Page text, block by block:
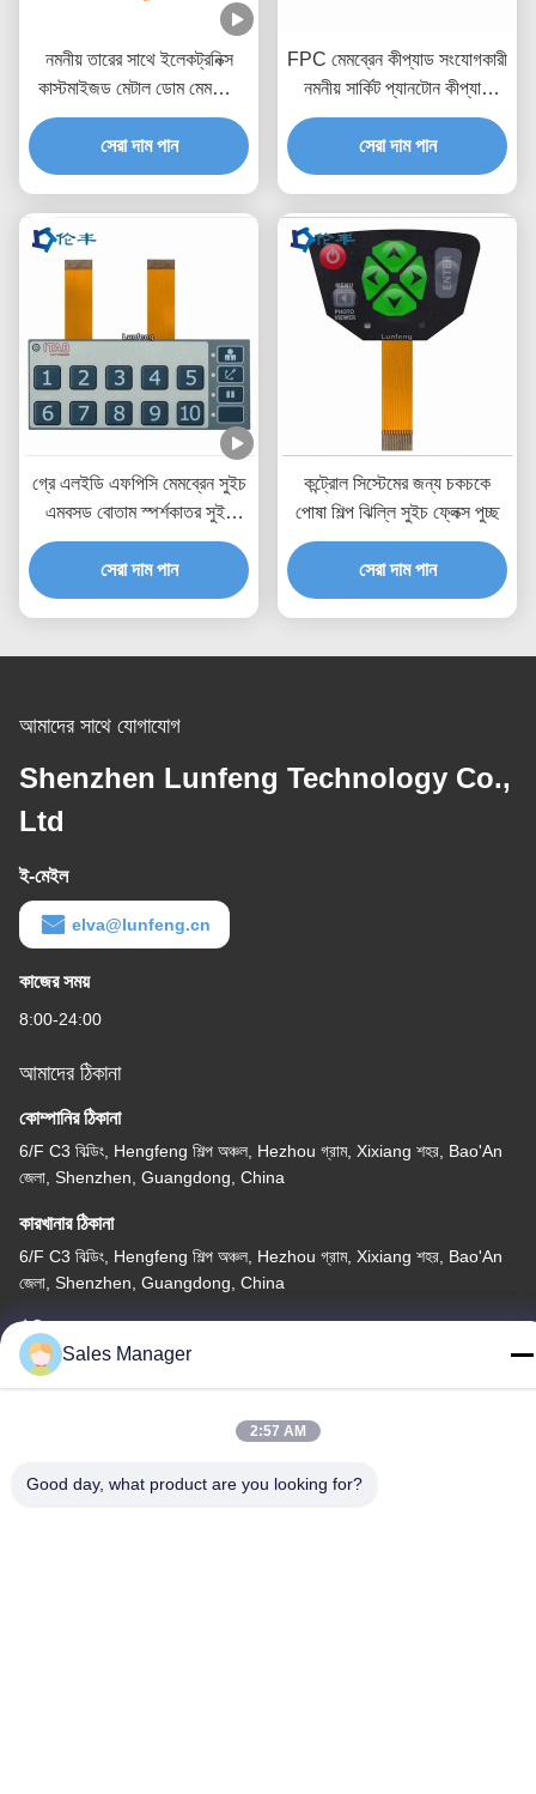
নমনীয় তারের সাথে ইলেকট্রনিক্স
কাস্টমাইজড মেটাল ডোম মেমব্রেন
সুইচ
সেরা দাম পান
FPC মেমব্রেন কীপ্যাড সংযোগকারী
নমনীয় সার্কিট প্যানটোন কীপ্যাড
গম্বুজ সুইচ
সেরা দাম পান
গ্রে এলইডি এফপিসি মেমব্রেন সুইচ
এমবসড বোতাম স্পর্শকাতর সুইচ
কীপ্যাড
সেরা দাম পান
কন্ট্রোল সিস্টেমের জন্য চকচকে
পোষা শিল্প ঝিল্লি সুইচ ফ্লেক্স পুচ্ছ
সেরা দাম পান
আমাদের সাথে যোগাযোগ
Shenzhen Lunfeng Technology Co.,
Ltd
ই-মেইল
elva@lunfeng.cn
কাজের সময়
8:00-24:00
আমাদের ঠিকানা
কোম্পানির ঠিকানা
6/F C3 বিল্ডিং, Hengfeng শিল্প অঞ্চল, Hezhou গ্রাম, Xixiang শহর, Bao'An
জেলা, Shenzhen, Guangdong, China
কারখানার ঠিকানা
6/F C3 বিল্ডিং, Hengfeng শিল্প অঞ্চল, Hezhou গ্রাম, Xixiang শহর, Bao'An
জেলা, Shenzhen, Guangdong, China
টেলিফোন
86--13662697476
Sales Manager
2:57 AM
Good day, what product are you looking for?